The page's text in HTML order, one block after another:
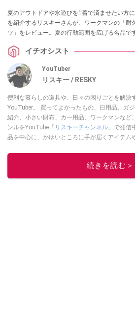
夏のアウトドアや水遊びを1着で済ませたい方
を紹介するリスキーさんが、ワークマンの「耐
ツ」をレビュー。夏の行動範囲を広げる名品で
イチオシスト
YouTuber
リスキー / RESKY
便利な暮らしの道具や、日々の困りごとを解決
YouTuber。 買ってよかったもの、日用品、ガ
紹介、小さい財布、カー用品、ワークマンなど
ンルをYouTube「 リスキーチャンネル 」で発信
品を中心に、かゆいところに手が届くアイテム
このイチオ
続きを読む＞